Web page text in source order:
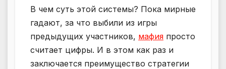
В чем суть этой системы? Пока мирные
гадают, за что выбили из игры
предыдущих участников, мафия просто
считает цифры. И в этом как раз и
заключается преимущество стратегии